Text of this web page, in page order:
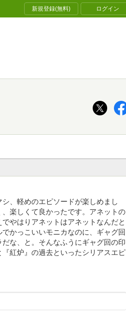
新規登録(無料) ログイン
、軽めのエピソードが楽しめまし
楽しくて良かったです。アネットの
やはりアネットはアネットなんだと
かっこいいモニカなのに、ギャグ回
な、と。そんなふうにギャグ回の印
紅炉』の過去といったシリアスエピ